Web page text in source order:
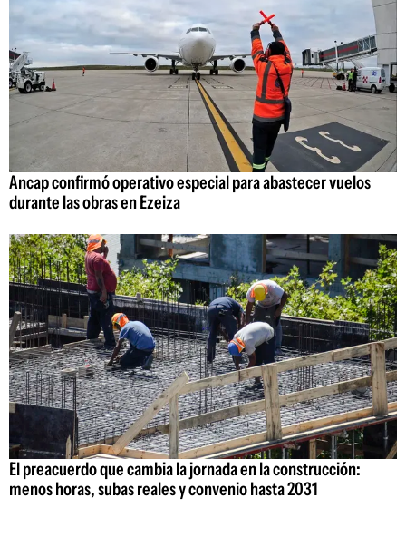
Ancap confirmó operativo especial para abastecer vuelos
durante las obras en Ezeiza
El preacuerdo que cambia la jornada en la construcción:
menos horas, subas reales y convenio hasta 2031